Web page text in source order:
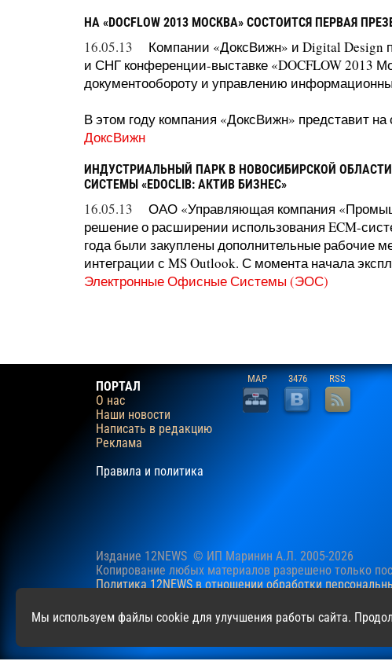
НА «DOCFLOW 2013 МОСКВА» СОСТОИТСЯ ПЕРВАЯ
16.05.13
Компании «ДоксВижн» и Digital Design
и СНГ конференции-выставке «DOCFLOW 2013
документообороту и управлению
В этом году компания «ДоксВижн» представит
ДоксВижн
ИНДУСТРИАЛЬНЫЙ ПАРК В НОВОСИБИРСКОЙ
СИСТЕМЫ «EDOCLIB: АКТИВ БИЗНЕС»
16.05.13
ОАО «Управляющая компания
решение о расширении использования ECM-
года были закуплены дополнительные рабочие
интеграции с MS Outlook. С момента начала
Электронные Офисные Системы (ЭОС)
ПОРТАЛ
О нас
Наши новости
Написать в редакцию
Реклама
Правила и политика
MAP 3476 RSS
Издание 12NEWS © ИП Маринин А.Л. 2005-2026
Копирование любых материалов разрешено только
Политика 12NEWS в отношении обработки
файлов cookie.
Мы используем файлы cookie для улучшения работы сайта.